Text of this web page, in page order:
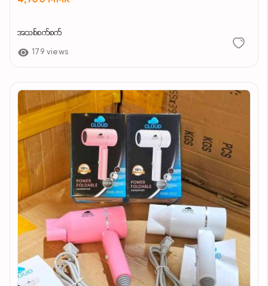
အသစ်စက်စက်
179 views